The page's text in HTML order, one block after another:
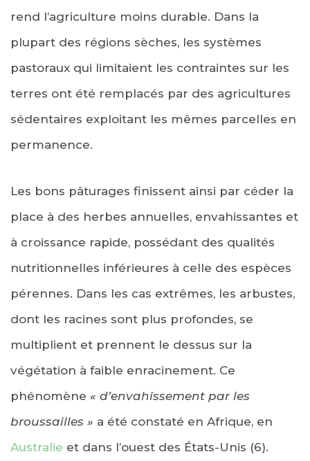
rend l’agriculture moins durable. Dans la
plupart des régions sèches, les systèmes
pastoraux qui limitaient les contraintes sur les
terres ont été remplacés par des agricultures
sédentaires exploitant les mêmes parcelles en
permanence.
Les bons pâturages finissent ainsi par céder la
place à des herbes annuelles, envahissantes et
à croissance rapide, possédant des qualités
nutritionnelles inférieures à celle des espèces
pérennes. Dans les cas extrêmes, les arbustes,
dont les racines sont plus profondes, se
multiplient et prennent le dessus sur la
végétation à faible enracinement. Ce
phénomène « d’envahissement par les
broussailles » a été constaté en Afrique, en
Australie et dans l’ouest des États-Unis (6).